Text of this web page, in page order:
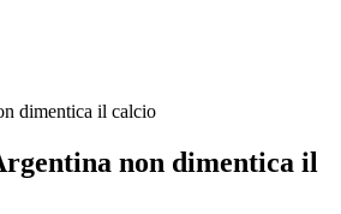
dimentica il calcio
non dimentica il